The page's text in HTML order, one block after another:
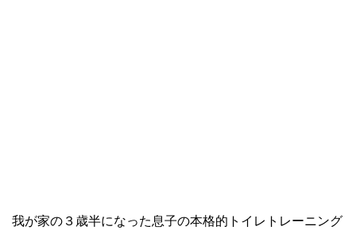
我が家の３歳半になった息子の本格的トイレトレーニング